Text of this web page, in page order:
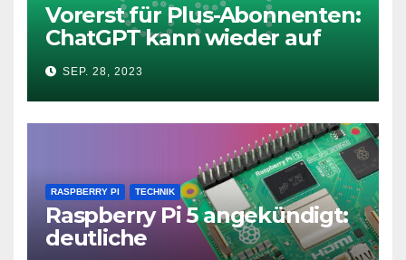
Vorerst für Plus-Abonnenten:
ChatGPT kann wieder auf
das Internet zugreifen
SEP. 28, 2023
RASPBERRY PI TECHNIK
Raspberry Pi 5 angekündigt:
deutliche